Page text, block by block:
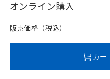
在庫等で未対応品が混在する
問い合わせください。
オンライン購入
販売価格（税込）
カー